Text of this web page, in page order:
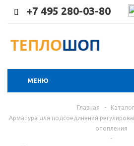
+7 495 280-03-80
МЕНЮ
Главная - Каталог
Арматура для подсоединения
отопления
-